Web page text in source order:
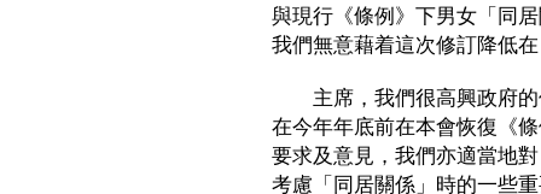
與現行《條例》下男女「同
我們無意藉着這次修訂降低
主席，我們很高興政府的
在今年年底前在本會恢復《
要求及意見，我們亦適當地
考慮「同居關係」時的一些